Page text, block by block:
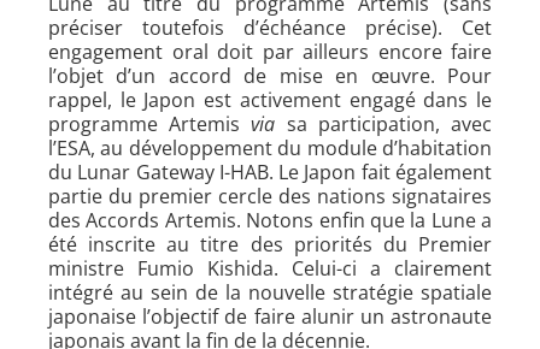
préciser toutefois d’échéance précise). Cet
engagement oral doit par ailleurs encore faire
l’objet d’un accord de mise en œuvre. Pour
rappel, le Japon est activement engagé dans le
programme Artemisvia sa participation, avec
l’ESA, au développement du module d’habitation
du Lunar Gateway I-HAB. Le Japon fait également
partie du premier cercle des nations signataires
des Accords Artemis. Notons enfin que la Lune a
été inscrite au titre des priorités du Premier
ministre Fumio Kishida. Celui-ci a clairement
intégré au sein de la nouvelle stratégie spatiale
japonaise l’objectif de faire alunir un astronaute
japonais avant la fin de la décennie.